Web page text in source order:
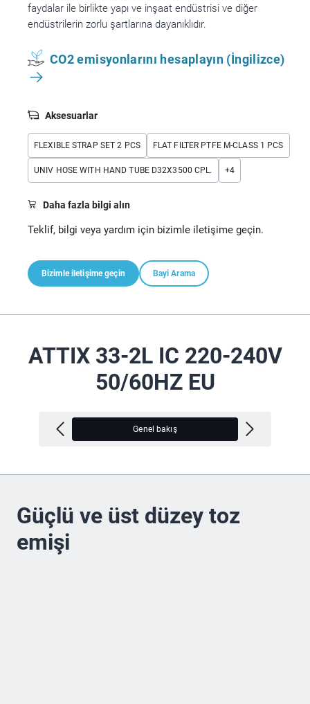
faydalar ile birlikte yapı ve inşaat endüstrisi ve diğer
endüstrilerin zorlu şartlarına dayanıklıdır.
CO2 emisyonlarını hesaplayın (İngilizce)
Aksesuarlar
FLEXIBLE STRAP SET 2 PCS FLAT FILTER PTFE M-CLASS 1 PCS
UNIV HOSE WITH HAND TUBE D32X3500 CPL. +4
Daha fazla bilgi alın
Teklif, bilgi veya yardım için bizimle iletişime geçin.
Bizimle iletişime geçin Bayi Arama
ATTIX 33-2L IC 220-240V
50/60HZ EU
Genel bakış
Güçlü ve üst düzey toz
emişi